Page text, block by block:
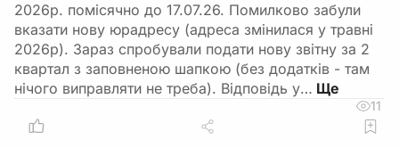
2026р. помісячно до 17.07.26. Помилково забули
вказати нову юрадресу (адреса змінилася у травні
2026р). Зараз спробували подати нову звітну за 2
квартал з заповненою шапкою (без додатків - там
нічого виправляти не треба). Відповідь у…
11